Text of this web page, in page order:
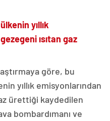
yıllık
ısıtan gaz
göre, bu
yıllık emisyonlarından
ürettiği kaydedilen
bombardımanı ve